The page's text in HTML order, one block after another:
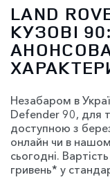
LAND
КУЗОВІ
Незабаром в
Defender 90, для
доступною з
онлайн чи в
сьогодні.
гривень* у